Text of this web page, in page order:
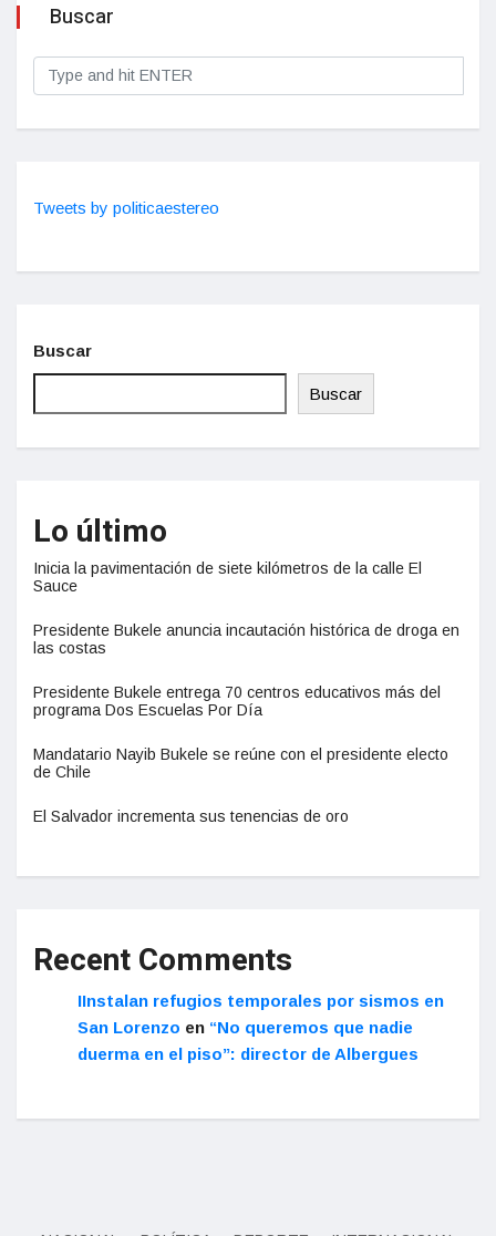
Buscar
Tweets by politicaestereo
Buscar
Buscar
Lo último
Inicia la pavimentación de siete kilómetros de la calle El
Sauce
Presidente Bukele anuncia incautación histórica de droga en
las costas
Presidente Bukele entrega 70 centros educativos más del
programa Dos Escuelas Por Día
Mandatario Nayib Bukele se reúne con el presidente electo
de Chile
El Salvador incrementa sus tenencias de oro
Recent Comments
IInstalan refugios temporales por sismos en
San Lorenzo en “No queremos que nadie
duerma en el piso”: director de Albergues